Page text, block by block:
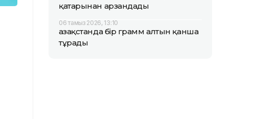
қатарынан арзандады
06 тамыз 2026, 13:10
Қазақстанда бір грамм алтын қанша
тұрады